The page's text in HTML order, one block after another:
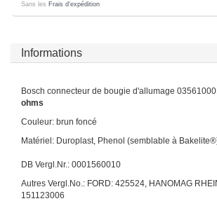
Sans les Frais d'expédition
Informations
Bosch connecteur de bougie d'allumage
ohms
Couleur: brun foncé
Matériel: Duroplast, Phenol (semblable à
DB Vergl.Nr.: 0001560010
Autres Vergl.No.: FORD: 425524, HANOMAG
151123006